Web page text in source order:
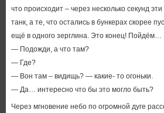
что происходит – через несколько секунд
танк, а те, что остались в бункерах скорее
ещё в одного зерглина. Это конец! Пойдём…
— Подожди, а что там?
— Где?
— Вон там – видищь? — какие- то огоньки.
— Да… интересно что бы это могло быть?
Через мгновение небо по огромной дуге